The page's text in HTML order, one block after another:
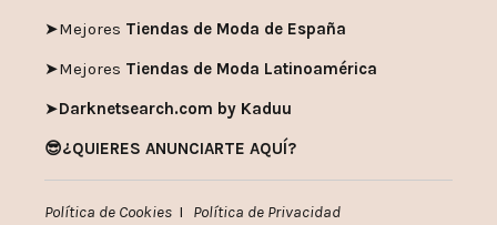
➤Mejores Tiendas de Moda de España
➤Mejores Tiendas de Moda Latinoamérica
➤Darknetsearch.com by Kaduu
😎¿QUIERES ANUNCIARTE AQUÍ?
Política de Cookies I Política de Privacidad